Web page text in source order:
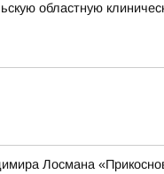
областную
Лосмана